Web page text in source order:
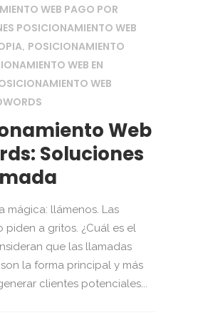
WEB PAGO POR
POSICIONAMIENTO WEB
, POSICIONAMIENTO
WEB EN
WEB
Web
Soluciones
mágica: llámenos. Las
piden a gritos. ¿Cuál es el
que las llamadas
la forma principal y más
clientes potenciales...